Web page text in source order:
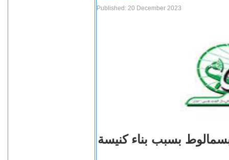
Published: 20 December 2023
بسبب بناء كنيسة